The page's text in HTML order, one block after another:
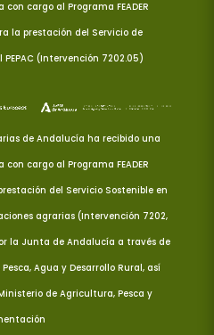
cargo al Programa FEADER
la prestación del Servicio de
(Intervención 7202.05)
de Andalucía ha recibido una
cargo al Programa FEADER
del Servicio Sostenible en
agrarias (Intervención 7202,
la Junta de Andalucía a través de
Agua y Desarrollo Rural, así
de Agricultura, Pesca y